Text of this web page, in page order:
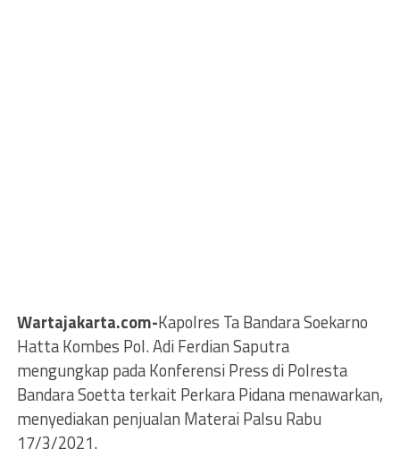
Wartajakarta.com-Kapolres Ta Bandara Soekarno
Hatta Kombes Pol. Adi Ferdian Saputra
mengungkap pada Konferensi Press di Polresta
Bandara Soetta terkait Perkara Pidana menawarkan,
menyediakan penjualan Materai Palsu Rabu
17/3/2021.